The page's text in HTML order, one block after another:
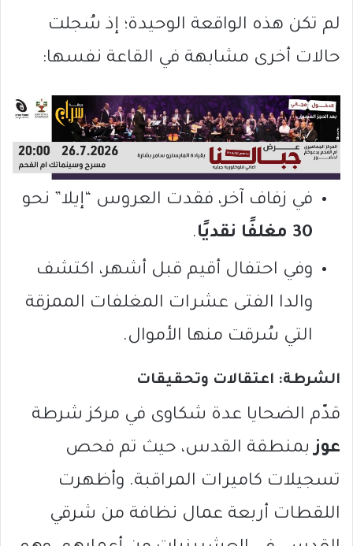
لم تكن هذه الواقعة الوحيدة؛ إذ سُجلت
حالات أخرى مشابهة في القاعة نفسها:
في زفاف آخر، فقدت العروس “إيلا” نحو
30 مغلفًا نقديًا
.
وفي احتفال أقيم قبل أشهر، اكتشف
والدا الفتى عشرات المغلفات الممزقة
التي سُرقت منها الأموال.
الشرطة: اعتقالات وتحقيقات
قدّم الضحايا عدة شكاوى في مركز شرطة
عوزبمنطقة القدس، حيث تم فحص
تسجيلات كاميرات المراقبة. وأظهرت
اللقطات أربعة عمال نظافة من شرقي